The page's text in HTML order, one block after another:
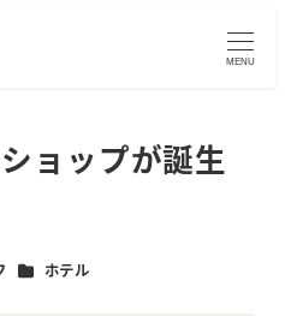
MENU
ョップが誕生
カテゴリー
ホテル